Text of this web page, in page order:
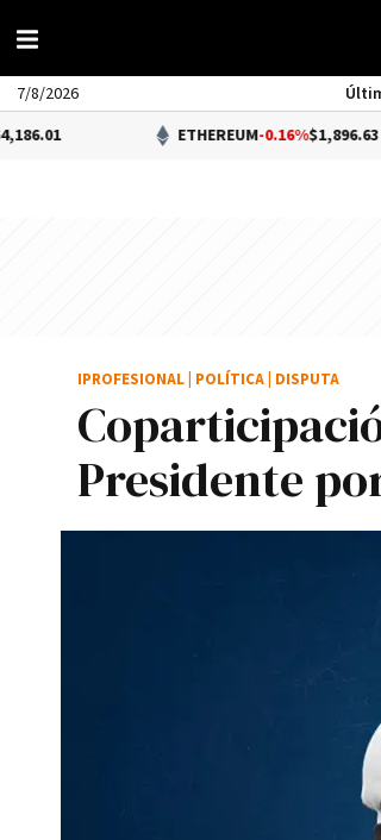
7/8/2026
ETHEREUM -0.16%$1,896.63
Presidente
IPROFESIONAL POLÍTICA DISPUTA